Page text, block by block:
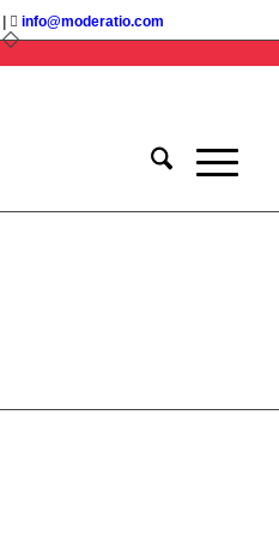
info@moderatio.com